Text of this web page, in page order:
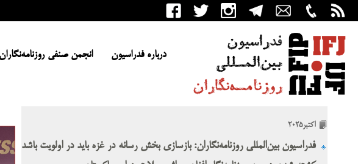
درباره فدراسیون انجمن صنفی
اکتبر2025
فدراسیون بین‌المللی روزنامه‌نگاران: بازسازی بخش رسانه در غزه باید در اولویت باشد